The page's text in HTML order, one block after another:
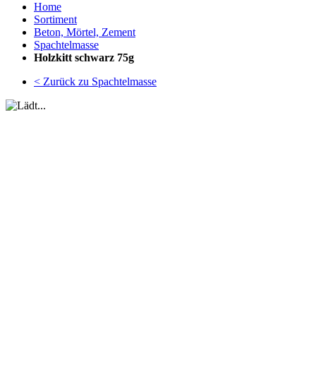
Home
Sortiment
Beton, Mörtel, Zement
Spachtelmasse
Holzkitt schwarz 75g
< Zurück zu Spachtelmasse